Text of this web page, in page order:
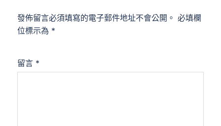
發佈留言必須填寫的電子郵件地址不會公開。 必填欄
位標示為 *
留言 *